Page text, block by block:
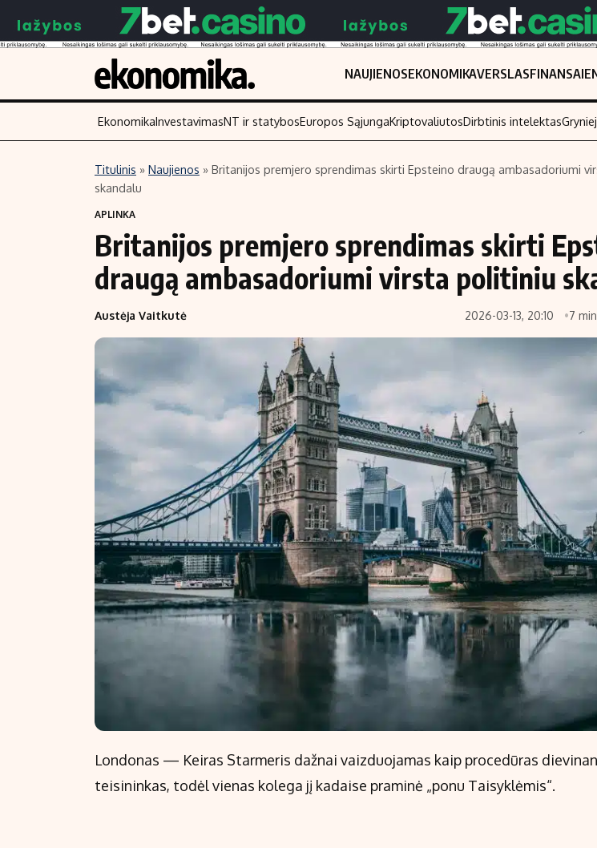
NAUJIENOSEKONOMIKAVERSLASFINANSAI
Turinys
Naujienos
Aplinka
Verslas
Ekonomika
NT ir statybos
Įmonės
Žemės ūkis
Akcijų rinka
Saulės elektrinės
Kriptovaliutos
EkonomikaInvestavimasNT ir statybosEuropos SąjungaKriptovaliutosDirbtinis intelektas
Titulinis » Naujienos » Britanijos premjero sprendimas skirti Epsteino draugą ambasadoriumi
skandalu
APLINKA
Britanijos premjero sprendimas skirti
draugą ambasadoriumi virsta politiniu
Austėja Vaitkutė 2026-03-13, 20:10 7
Londonas — Keiras Starmeris dažnai vaizduojamas kaip procedūras
teisininkas, todėl vienas kolega jį kadaise praminė „ponu Taisyklėmis“.